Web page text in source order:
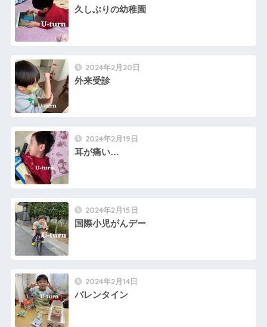
久しぶりの幼稚園
2024年2月20日
外来受診
2024年2月19日
耳が痛い…
2024年2月15日
国際小児がんデー
2024年2月14日
バレンタイン